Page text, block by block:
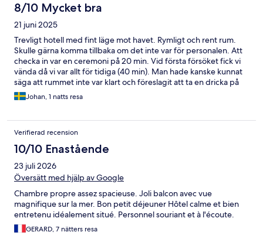
8/10 Mycket bra
21 juni 2025
Trevligt hotell med fint läge mot havet. Rymligt och rent rum.
Skulle gärna komma tillbaka om det inte var för personalen. Att
checka in var en ceremoni på 20 min. Vid första försöket fick vi
vända då vi var allt för tidiga (40 min). Man hade kanske kunnat
säga att rummet inte var klart och föreslagit att ta en dricka på
altanen men vi fick vända. Väll incheckade fanns det en A4 sida
med förhållningsregler. Grindar låstes med kedjor efter viss tid
beställning i baren hänvisades betalning till utcheckningen men
vid ut checkning fanns ingen personal på plats som kunde göra
detta, det kunde bara supervinst göra och denna var inte där. Vi
mailade och efterfrågade betalning utan svar, fick
betalningsuppmaning från hotels och fick ringa boendet för att
göra oss oskyldiga de 14€ vi beställt för. Omständigt!
Johan, 1 natts resa
Verifierad recension
10/10 Enastående
23 juli 2026
Översätt med hjälp av Google
Chambre propre assez spacieuse. Joli balcon avec vue
magnifique sur la mer. Bon petit déjeuner Hôtel calme et bien
entretenu idéalement situé. Personnel souriant et à l'écoute.
GERARD, 7 nätters resa